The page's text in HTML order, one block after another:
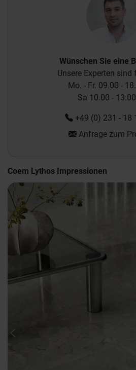
Wünschen Sie eine
Unsere Experten sind
Mo. - Fr. 09.00 -
Sa 10.00 -
+49 (0) 231 - 18
Anfrage zum
Coem Lythos Impressionen
Previous